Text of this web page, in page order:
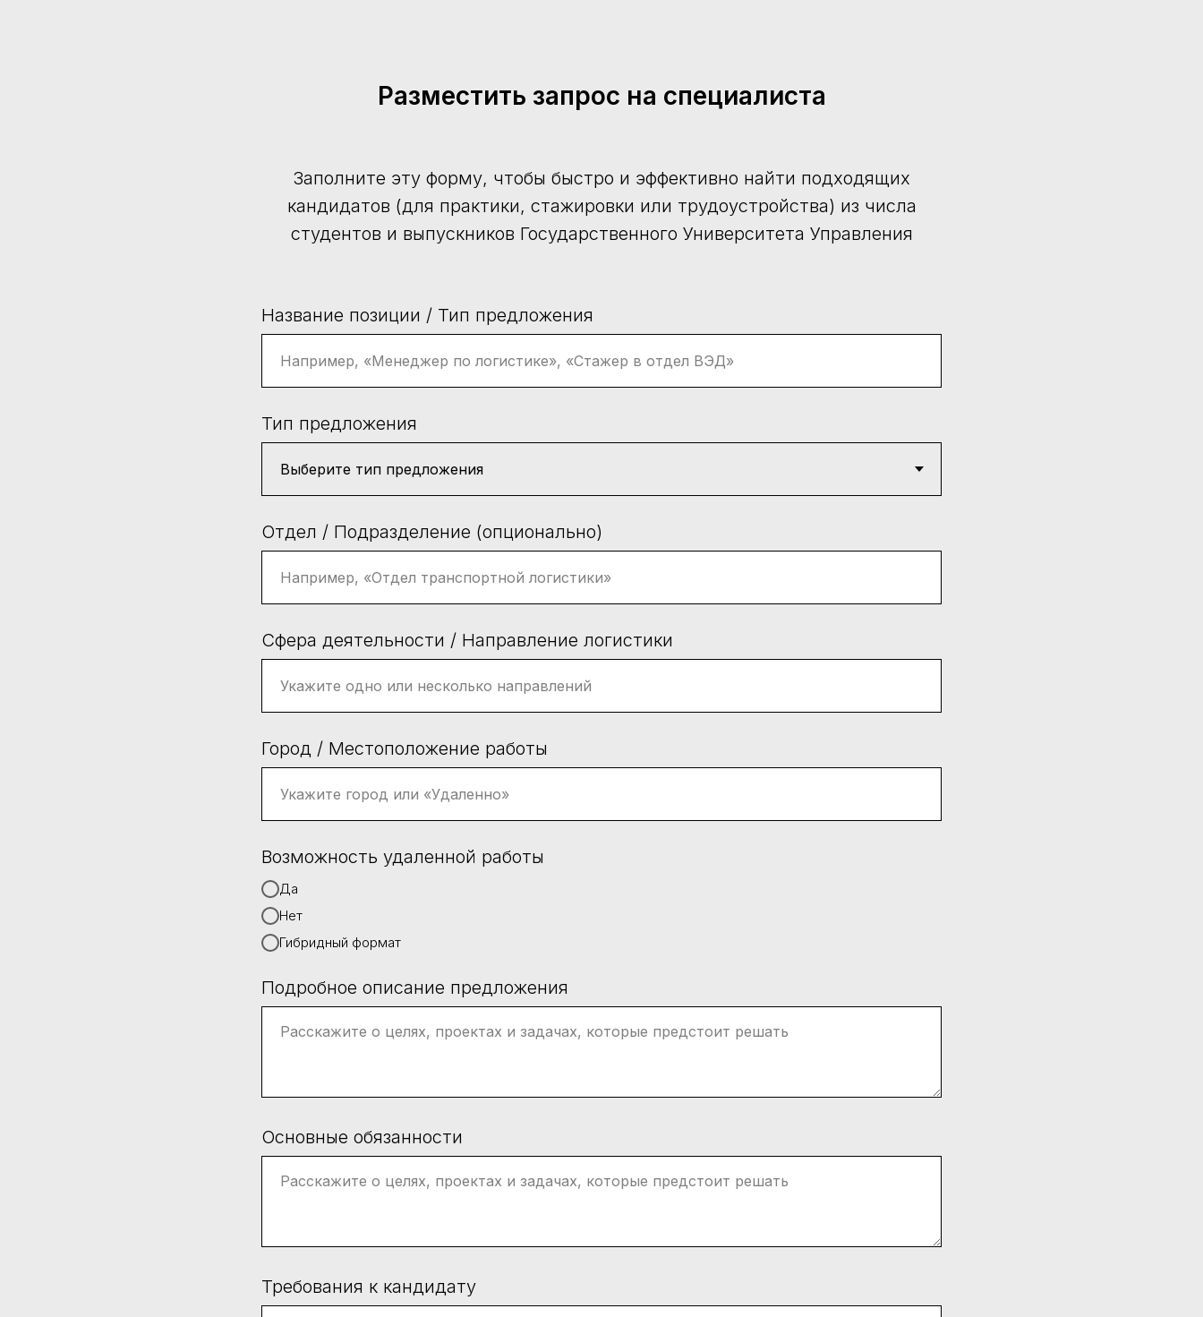
Разместить запрос на специалиста
Заполните эту форму, чтобы быстро и эффективно найти подходящих
кандидатов (для практики, стажировки или трудоустройства) из числа
студентов и выпускников Государственного Университета Управления
Название позиции / Тип предложения
Тип предложения
Отдел / Подразделение (опционально)
Сфера деятельности / Направление логистики
Город / Местоположение работы
Возможность удаленной работы
Да
Нет
Гибридный формат
Подробное описание предложения
Основные обязанности
Требования к кандидату